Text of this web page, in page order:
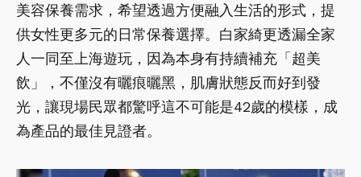
美容保養需求，希望透過方便融入生活的形式，提
供女性更多元的日常保養選擇。白家綺更透漏全家
人一同至上海遊玩，因為本身有持續補充「超美
飲」，不僅沒有曬痕曬黑，肌膚狀態反而好到發
光，讓現場民眾都驚呼這不可能是42歲的模樣，成
為產品的最佳見證者。